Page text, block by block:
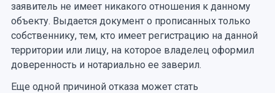
заявитель не имеет никакого отношения к данному
объекту. Выдается документ о прописанных только
собственнику, тем, кто имеет регистрацию на данной
территории или лицу, на которое владелец оформил
доверенность и нотариально ее заверил.
Еще одной причиной отказа может стать